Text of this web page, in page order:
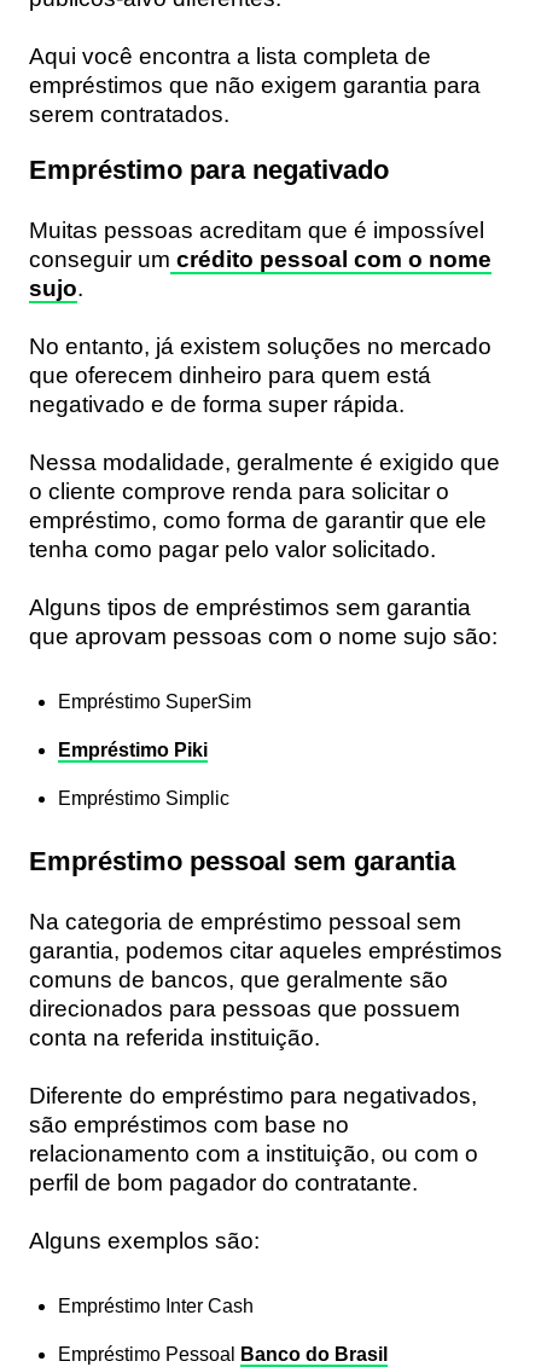
Aqui você encontra a lista completa de
empréstimos que não exigem garantia para
serem contratados.
Empréstimo para negativado
Muitas pessoas acreditam que é impossível
conseguir um crédito pessoal com o nome
sujo.
No entanto, já existem soluções no mercado
que oferecem dinheiro para quem está
negativado e de forma super rápida.
Nessa modalidade, geralmente é exigido que
o cliente comprove renda para solicitar o
empréstimo, como forma de garantir que ele
tenha como pagar pelo valor solicitado.
Alguns tipos de empréstimos sem garantia
que aprovam pessoas com o nome sujo são:
Empréstimo SuperSim
Empréstimo Piki
Empréstimo Simplic
Empréstimo pessoal sem garantia
Na categoria de empréstimo pessoal sem
garantia, podemos citar aqueles empréstimos
comuns de bancos, que geralmente são
direcionados para pessoas que possuem
conta na referida instituição.
Diferente do empréstimo para negativados,
são empréstimos com base no
relacionamento com a instituição, ou com o
perfil de bom pagador do contratante.
Alguns exemplos são:
Empréstimo Inter Cash
Empréstimo Pessoal Banco do Brasil